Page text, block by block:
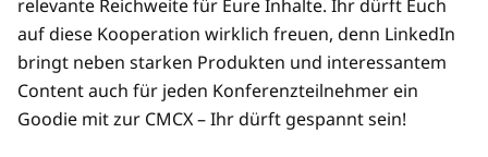
relevante Reichweite für Eure Inhalte. Ihr dürft Euch
auf diese Kooperation wirklich freuen, denn LinkedIn
bringt neben starken Produkten und interessantem
Content auch für jeden Konferenzteilnehmer ein
Goodie mit zur CMCX – Ihr dürft gespannt sein!